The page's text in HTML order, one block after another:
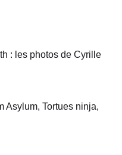
: les photos de Cyrille
Asylum, Tortues ninja,